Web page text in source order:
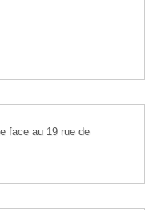
face au 19 rue de